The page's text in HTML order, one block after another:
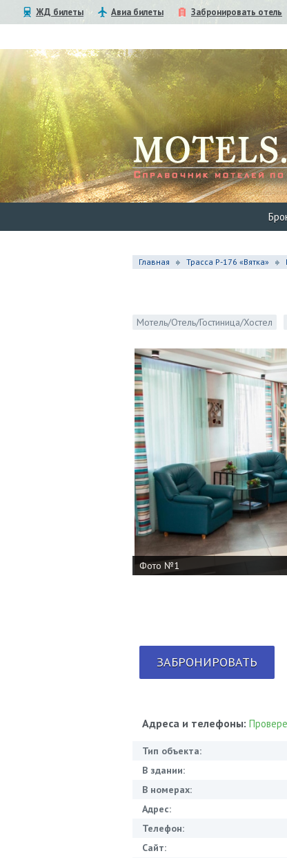
ЖД билеты Авиа билеты Забронировать отель
Главная Трасса Р-176 «Вятка»
Мотель/Отель/Гостиница/Хостел
Фото №1
ЗАБРОНИРОВАТЬ
Адреса и телефоны:
Тип объекта:
В здании:
В номерах:
Адрес:
Телефон:
Сайт: